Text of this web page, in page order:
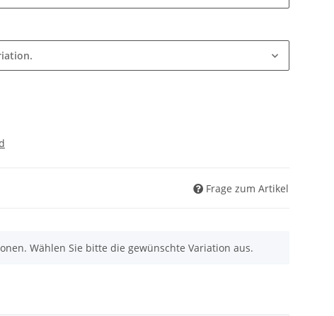
Frage zum Artikel
Wählen Sie bitte die gewünschte Variation aus.